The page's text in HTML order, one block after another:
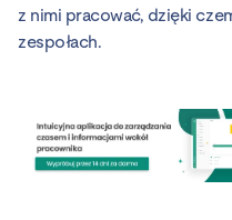
z nimi pracować, dzięki
zespołach.